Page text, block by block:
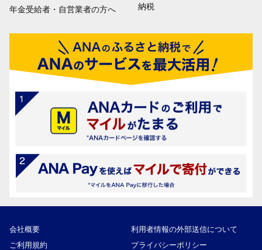
年金受給者・自営業者の方へ
納税
会社概要
利用者情報の外部送信について
ご利用規約
プライバシーポリシー